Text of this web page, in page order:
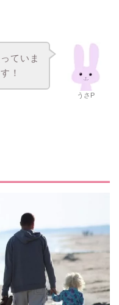
うさP
ていま
！